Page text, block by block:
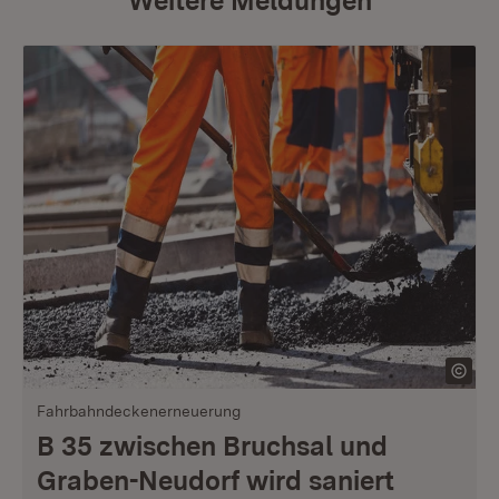
Fahrbahndeckenerneuerung
B 35 zwischen Bruchsal und
Graben-Neudorf wird saniert